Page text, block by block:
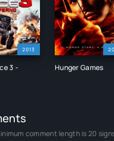
2013
3 -
Hunger Games
comment length is 20